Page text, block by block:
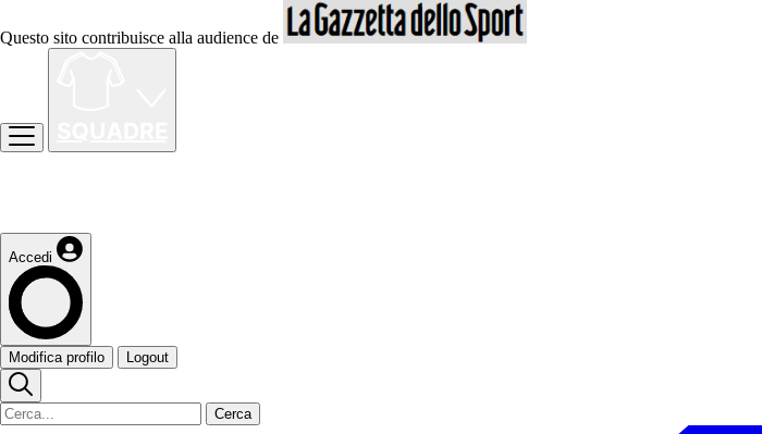
Questo sito contribuisce alla audience de
Accedi
Modifica profilo Logout
Cerca